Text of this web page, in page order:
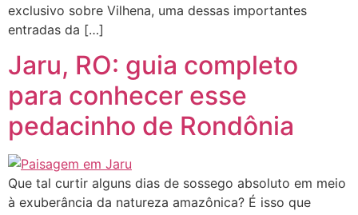
exclusivo sobre Vilhena, uma dessas importantes
entradas da […]
Jaru, RO: guia completo
para conhecer esse
pedacinho de Rondônia
Que tal curtir alguns dias de sossego absoluto em meio
à exuberância da natureza amazônica? É isso que